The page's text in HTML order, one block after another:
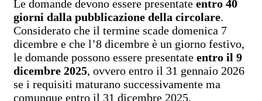
Le domande devono essere presentate entro 40
giorni dalla pubblicazione della circolare.
Considerato che il termine scade domenica 7
dicembre e che l’8 dicembre è un giorno festivo,
le domande possono essere presentate entro il 9
dicembre 2025, ovvero entro il 31 gennaio 2026
se i requisiti maturano successivamente ma
comunque entro il 31 dicembre 2025.